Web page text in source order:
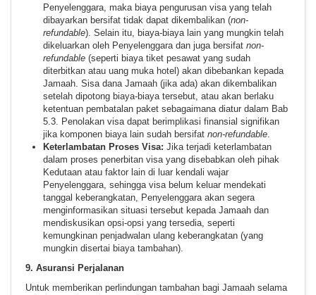
Penyelenggara, maka biaya pengurusan visa yang telah
dibayarkan bersifat tidak dapat dikembalikan (non-
refundable). Selain itu, biaya-biaya lain yang mungkin telah
dikeluarkan oleh Penyelenggara dan juga bersifat non-
refundable (seperti biaya tiket pesawat yang sudah
diterbitkan atau uang muka hotel) akan dibebankan kepada
Jamaah. Sisa dana Jamaah (jika ada) akan dikembalikan
setelah dipotong biaya-biaya tersebut, atau akan berlaku
ketentuan pembatalan paket sebagaimana diatur dalam Bab
5.3. Penolakan visa dapat berimplikasi finansial signifikan
jika komponen biaya lain sudah bersifat non-refundable
Keterlambatan Proses Visa: Jika terjadi keterlambatan
dalam proses penerbitan visa yang disebabkan oleh pihak
Kedutaan atau faktor lain di luar kendali wajar
Penyelenggara, sehingga visa belum keluar mendekati
tanggal keberangkatan, Penyelenggara akan segera
menginformasikan situasi tersebut kepada Jamaah dan
mendiskusikan opsi-opsi yang tersedia, seperti
kemungkinan penjadwalan ulang keberangkatan (yang
mungkin disertai biaya tambahan).
9. Asuransi Perjalanan
Untuk memberikan perlindungan tambahan bagi Jamaah selama